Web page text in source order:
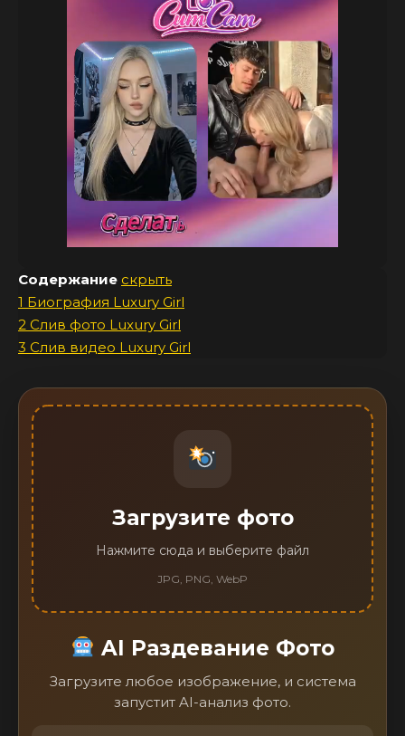
Содержание скрыть
1 Биография Luxury Girl
2 Слив фото Luxury Girl
3 Слив видео Luxury Girl
Загрузите фото
Нажмите сюда и выберите файл
JPG, PNG, WebP
AI Раздевание Фото
Загрузите любое изображение, и система
запустит AI-анализ фото.